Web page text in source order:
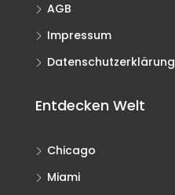
AGB
Impressum
Datenschutzerklärung
Entdecken Welt
Chicago
Miami